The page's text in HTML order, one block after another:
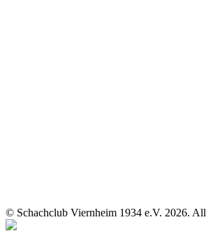
© Schachclub Viernheim 1934 e.V. 2026.